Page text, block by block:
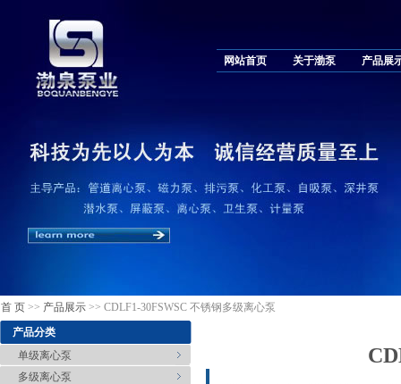
网站首页 关于渤泵 产品展
首 页 >> 产品展示 >> CDLF1-30FSWSC 不锈钢多级离心泵
产品分类
单级离心泵
多级离心泵